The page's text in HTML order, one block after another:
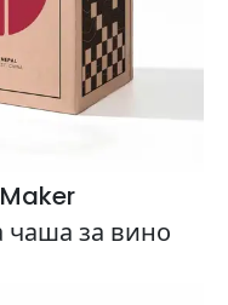
чаша за вино